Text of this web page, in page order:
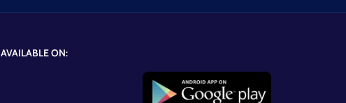
AVAILABLE ON: